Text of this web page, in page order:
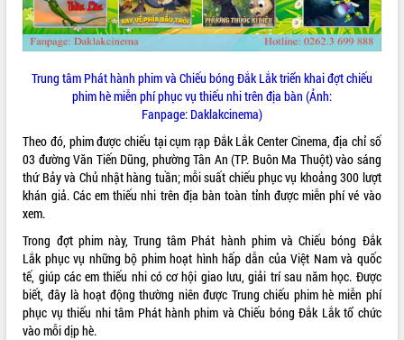
Trung tâm Phát hành phim và Chiếu bóng Đắk Lắk triển khai đợt chiếu
phim hè miễn phí phục vụ thiếu nhi trên địa bàn (Ảnh:
Fanpage: Daklakcinema)
Theo đó, phim được chiếu tại cụm rạp Đắk Lắk Center Cinema, địa chỉ số
03 đường Văn Tiến Dũng, phường Tân An (TP. Buôn Ma Thuột) vào sáng
thứ Bảy và Chủ nhật hàng tuần; mỗi suất chiếu phục vụ khoảng 300 lượt
khán giả. Các em thiếu nhi trên địa bàn toàn tỉnh được miễn phí vé vào
xem.
Trong đợt phim này, Trung tâm Phát hành phim và Chiếu bóng Đắk
Lắk phục vụ những bộ phim hoạt hình hấp dẫn của Việt Nam và quốc
tế, giúp các em thiếu nhi có cơ hội giao lưu, giải trí sau năm học. Được
biết, đây là hoạt động thường niên được Trung chiếu phim hè miễn phí
phục vụ thiếu nhi tâm Phát hành phim và Chiếu bóng Đắk Lắk tổ chức
vào mỗi dịp hè.